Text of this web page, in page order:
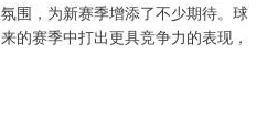
围，为新赛季增添了不少期待。球
赛季中打出更具竞争力的表现，